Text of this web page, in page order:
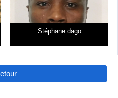
Stéphane dago